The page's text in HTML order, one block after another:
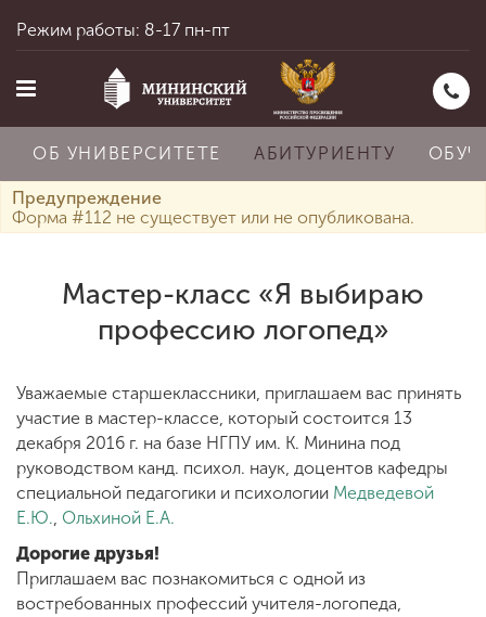
Об университете
Абитуриенту
Обучение
Наука
Режим работы: 8-17 пн-пт
ОБ УНИВЕРСИТЕТЕ АБИТУРИЕНТУ
Предупреждение
Форма #112 не существует или не опубликована.
Мастер-класс «Я выбираю
профессию логопед»
Уважаемые старшеклассники, приглашаем вас принять
участие в мастер-классе, который состоится 13
декабря 2016 г. на базе НГПУ им. К. Минина под
руководством канд. психол. наук, доцентов кафедры
специальной педагогики и психологии Медведевой
Е.Ю., Ольхиной Е.А.
Дорогие друзья!
Приглашаем вас познакомиться с одной из
востребованных профессий учителя-логопеда,